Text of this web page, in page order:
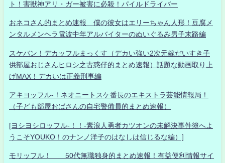
ト！害獣神アリ・ガー被害に必殺！パイルドライバー
おネコさん的まとめ速報 僕の彼女はエリーちゃん人形！豆腐メ
ンタルメンヘラ電波中年アルバイターのぬいぐるみ男子末路編
スケバン！デカッフルまっくす（デカい強い2次元嫁だいすき子
供部屋おじさんヒロシ之古惑仔的まとめ速報）話題な動画取り上
げMAX！デカいは正義刑事編
アキヨッフル-！ネオニートスケ番長のエキストラ芸能情報局！
（子ども部屋おばさんの自宅警備員的まとめ速報）
[ヨシヨシロッフル-！！-素浪人勇者カツオンの未解決事件簿へよ
うこそYOUKO！のナンノ洋子のはなしは信じるな編）]
モリッフル！ 50代無職独身的まとめ速報！有益便利情報サイ